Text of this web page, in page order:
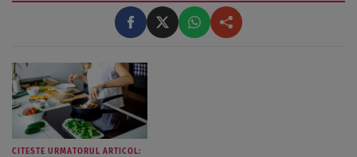
și sănătatea emoțională. Colaborări: Viața ...
CITESTE URMATORUL ARTICOL: